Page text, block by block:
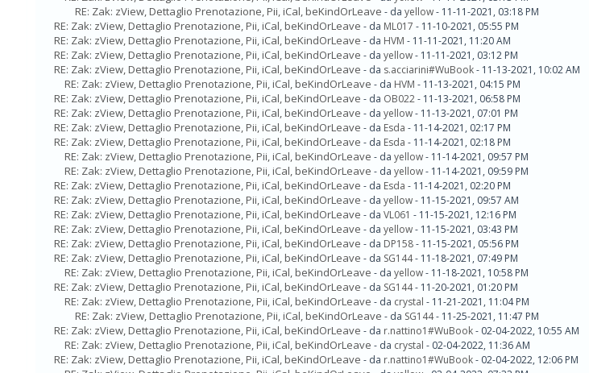
RE: Zak: zView, Dettaglio Prenotazione, Pii, iCal, beKindOrLeave - da yellow- 11-11-2021, 03:18 PM
RE: Zak: zView, Dettaglio Prenotazione, Pii, iCal, beKindOrLeave - da ML017 - 11-10-2021, 05:55 PM
RE: Zak: zView, Dettaglio Prenotazione, Pii, iCal, beKindOrLeave - da HVM - 11-11-2021, 11:20 AM
RE: Zak: zView, Dettaglio Prenotazione, Pii, iCal, beKindOrLeave - da yellow- 11-11-2021, 03:12 PM
RE: Zak: zView, Dettaglio Prenotazione, Pii, iCal, beKindOrLeave - da s.acciarini#WuBook- 11-13-2021, 10:02 AM
RE: Zak: zView, Dettaglio Prenotazione, Pii, iCal, beKindOrLeave - da HVM - 11-13-2021, 04:15 PM
RE: Zak: zView, Dettaglio Prenotazione, Pii, iCal, beKindOrLeave - da OB022- 11-13-2021, 06:58 PM
RE: Zak: zView, Dettaglio Prenotazione, Pii, iCal, beKindOrLeave - da yellow- 11-13-2021, 07:01 PM
RE: Zak: zView, Dettaglio Prenotazione, Pii, iCal, beKindOrLeave - da Esda - 11-14-2021, 02:17 PM
RE: Zak: zView, Dettaglio Prenotazione, Pii, iCal, beKindOrLeave - da Esda - 11-14-2021, 02:18 PM
RE: Zak: zView, Dettaglio Prenotazione, Pii, iCal, beKindOrLeave - da yellow- 11-14-2021, 09:57 PM
RE: Zak: zView, Dettaglio Prenotazione, Pii, iCal, beKindOrLeave - da yellow- 11-14-2021, 09:59 PM
RE: Zak: zView, Dettaglio Prenotazione, Pii, iCal, beKindOrLeave - da Esda - 11-14-2021, 02:20 PM
RE: Zak: zView, Dettaglio Prenotazione, Pii, iCal, beKindOrLeave - da yellow- 11-15-2021, 09:57 AM
RE: Zak: zView, Dettaglio Prenotazione, Pii, iCal, beKindOrLeave - da VL061 - 11-15-2021, 12:16 PM
RE: Zak: zView, Dettaglio Prenotazione, Pii, iCal, beKindOrLeave - da yellow- 11-15-2021, 03:43 PM
RE: Zak: zView, Dettaglio Prenotazione, Pii, iCal, beKindOrLeave - da DP158- 11-15-2021, 05:56 PM
RE: Zak: zView, Dettaglio Prenotazione, Pii, iCal, beKindOrLeave - da SG144- 11-18-2021, 07:49 PM
RE: Zak: zView, Dettaglio Prenotazione, Pii, iCal, beKindOrLeave - da yellow- 11-18-2021, 10:58 PM
RE: Zak: zView, Dettaglio Prenotazione, Pii, iCal, beKindOrLeave - da SG144- 11-20-2021, 01:20 PM
RE: Zak: zView, Dettaglio Prenotazione, Pii, iCal, beKindOrLeave - da crystal - 11-21-2021, 11:04 PM
RE: Zak: zView, Dettaglio Prenotazione, Pii, iCal, beKindOrLeave - da SG144- 11-25-2021, 11:47 PM
RE: Zak: zView, Dettaglio Prenotazione, Pii, iCal, beKindOrLeave - da r.nattino1#WuBook- 02-04-2022, 10:55 AM
RE: Zak: zView, Dettaglio Prenotazione, Pii, iCal, beKindOrLeave - da crystal - 02-04-2022, 11:36 AM
RE: Zak: zView, Dettaglio Prenotazione, Pii, iCal, beKindOrLeave - da r.nattino1#WuBook- 02-04-2022, 12:06 PM